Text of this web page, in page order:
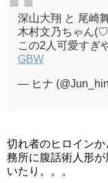
深山大翔 と 尾崎
木村文乃ちゃん
この2人可愛すぎ
GBW
— ヒナ
切れ者のヒロイン
務所に腹話術人形
いたり。。。